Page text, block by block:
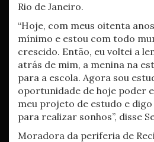
Rio de Janeiro.
“Hoje, com meus oitenta
mínimo e estou com todo
crescido. Então, eu voltei a
atrás de mim, a menina na
para a escola. Agora sou
oportunidade de hoje poder
meu projeto de estudo e
para realizar sonhos”, disse
Moradora da periferia de